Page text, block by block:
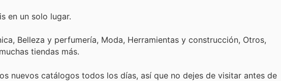
en un solo lugar.
Belleza y perfumería, Moda, Herramientas y construcción, Otros,
tiendas más.
nuevos catálogos todos los días, así que no dejes de visitar antes de